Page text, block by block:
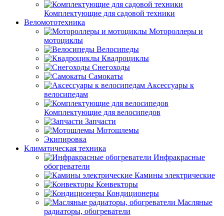
Комплектующие для садовой техники
Веломототехника
Мотороллеры и
мотоциклы
Велосипеды
Квадроциклы
Снегоходы
Самокаты
Аксессуары к
велосипедам
Комплектующие для велосипедов
Запчасти
Мотошлемы
Экипировка
Климатическая техника
Инфракрасные
обогреватели
Камины электрические
Конвекторы
Кондиционеры
Масляные
радиаторы, обогреватели